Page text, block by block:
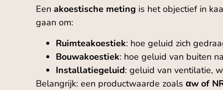
Een akoestische meting is het objectief in
gaan om:
Ruimteakoestiek: hoe geluid zich
Bouwakoestiek: hoe geluid van buiten
Installatiegeluid: geluid van ventilatie,
Belangrijk: een productwaarde zoals αw of